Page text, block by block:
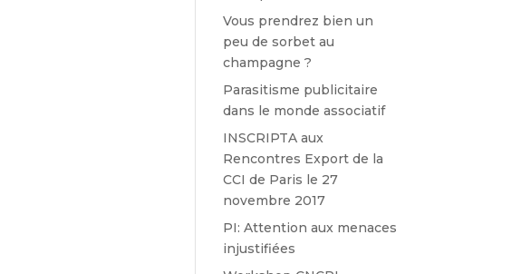
Vous prendrez bien un
peu de sorbet au
champagne ?
Parasitisme publicitaire
dans le monde associatif
INSCRIPTA aux
Rencontres Export de la
CCI de Paris le 27
novembre 2017
PI: Attention aux menaces
injustifiées